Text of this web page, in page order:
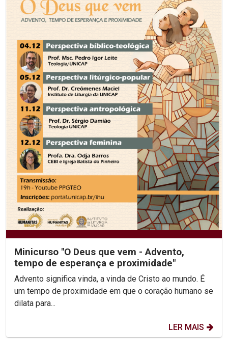
Minicurso "O Deus que vem - Advento,
tempo de esperança e proximidade"
Advento significa vinda, a vinda de Cristo ao mundo. É
um tempo de proximidade em que o coração humano se
dilata para...
LER MAIS